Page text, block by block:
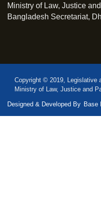
Ministry of Law, Justice
Bangladesh Secretariat,
Copyright © 2019, Legislative
Ministry of Law, Justice and
Designed & Developed By Base